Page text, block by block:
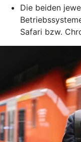
Die beiden
Safari bzw.